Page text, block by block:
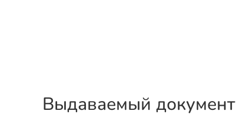
Выдаваемый документ